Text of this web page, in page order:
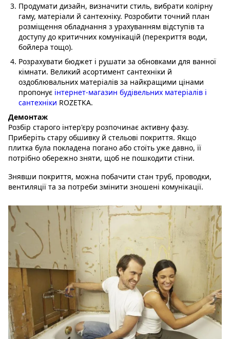
Продумати дизайн, визначити стиль, вибрати колірну
гаму, матеріали й сантехніку. Розробити точний план
розміщення обладнання з урахуванням відступів та
доступу до критичних комунікацій (перекриття води,
бойлера тощо).
Розрахувати бюджет і рушати за обновками для ванної
кімнати. Великий асортимент сантехніки й
оздоблювальних матеріалів за найкращими цінами
пропонує інтернет-магазин будівельних матеріалів і
сантехніки ROZETKA.
Демонтаж
Розбір старого інтер'єру розпочинає активну фазу.
Приберіть стару обшивку й стельові покриття. Якщо
плитка була покладена погано або стоїть уже давно, її
потрібно обережно зняти, щоб не пошкодити стіни.
Знявши покриття, можна побачити стан труб, проводки,
вентиляції та за потреби змінити зношені комунікації.